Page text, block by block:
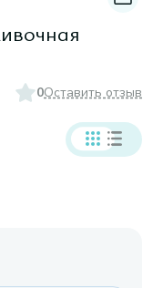
0Оставить отзыв